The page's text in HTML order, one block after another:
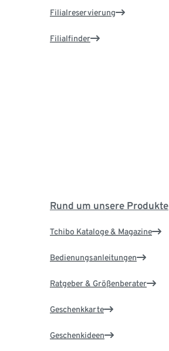
Filialreservierung
Filialfinder
Rund um unsere Produkte
Tchibo Kataloge & Magazine
Bedienungsanleitungen
Ratgeber & Größenberater
Geschenkkarte
Geschenkideen